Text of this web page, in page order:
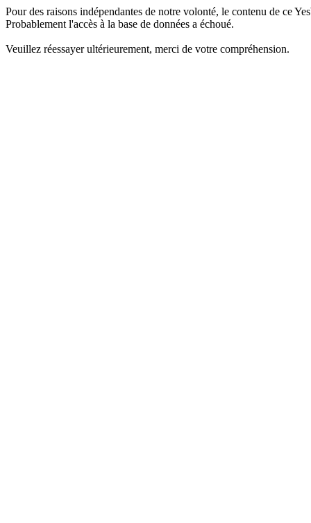
Pour des raisons indépendantes de notre volonté, le contenu de ce
Probablement l'accès à la base de données a échoué.
Veuillez réessayer ultérieurement, merci de votre compréhension.